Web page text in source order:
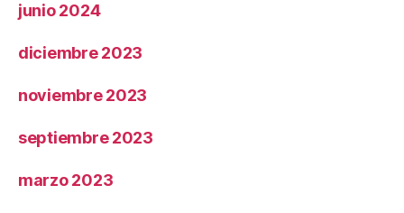
junio 2024
diciembre 2023
noviembre 2023
septiembre 2023
marzo 2023